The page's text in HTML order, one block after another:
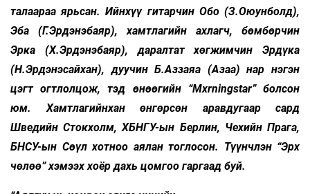
талаараа ярьсан. Ийнхүү гитарчин Обо (З.Оюунболд),
Эба (Г.Эрдэнэбаяр), хамтлагийн ахлагч, бөмбөрчин
Эрка (Х.Эрдэнэбаяр), даралтат хөгжимчин Эрдүка
(Н.Эрдэнэсайхан), дуучин Б.Аззаяа (Азаа) нар нэгэн
цэгт огтлолцож, тэд өнөөгийн “Mxrningstar” болсон
юм. Хамтлагийнхан өнгөрсөн аравдугаар сард
Шведийн Стокхолм, ХБНГУ-ын Берлин, Чехийн Прага,
БНСУ-ын Сөүл хотноо аялан тоглосон. Түүнчлэн “Эрх
чөлөө” хэмээх хоёр дахь цомгоо гаргаад буй.